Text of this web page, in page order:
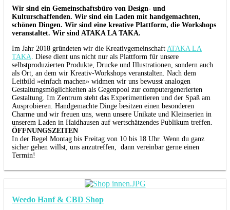
Wir sind ein Gemeinschaftsbüro von Design- und
Kulturschaffenden. Wir sind ein Laden mit handgemachten,
schönen Dingen. Wir sind eine kreative Plattform, die Workshops
veranstaltet. Wir sind ATAKA LA TAKA.
Im Jahr 2018 gründeten wir die Kreativgemeinschaft ATAKA LA
TAKA. Diese dient uns nicht nur als Plattform für unsere
selbstproduzierten Produkte, Drucke und Illustrationen, sondern auch
als Ort, an dem wir Kreativ-Workshops veranstalten. Nach dem
Leitbild »einfach machen» widmen wir uns bewusst analogen
Gestaltungsmöglichkeiten als Gegenpool zur computergenerierten
Gestaltung. Im Zentrum steht das Experimentieren und der Spaß am
Ausprobieren. Handgemachte Dinge besitzen einen besonderen
Charme und wir freuen uns, wenn unsere Unikate und Kleinserien in
unserem Laden in Haidhausen auf wertschätzendes Publikum treffen.
ÖFFNUNGSZEITEN
In der Regel Montag bis Freitag von 10 bis 18 Uhr. Wenn du ganz
sicher gehen willst, uns anzutreffen, dann vereinbar gerne einen
Termin!
Weedo Hanf & CBD Shop